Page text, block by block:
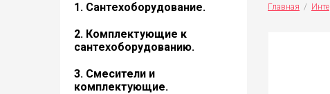
1. Сантехоборудование.
2. Комплектующие к
сантехоборудованию.
3. Смесители и
комплектующие.
Главная
  /